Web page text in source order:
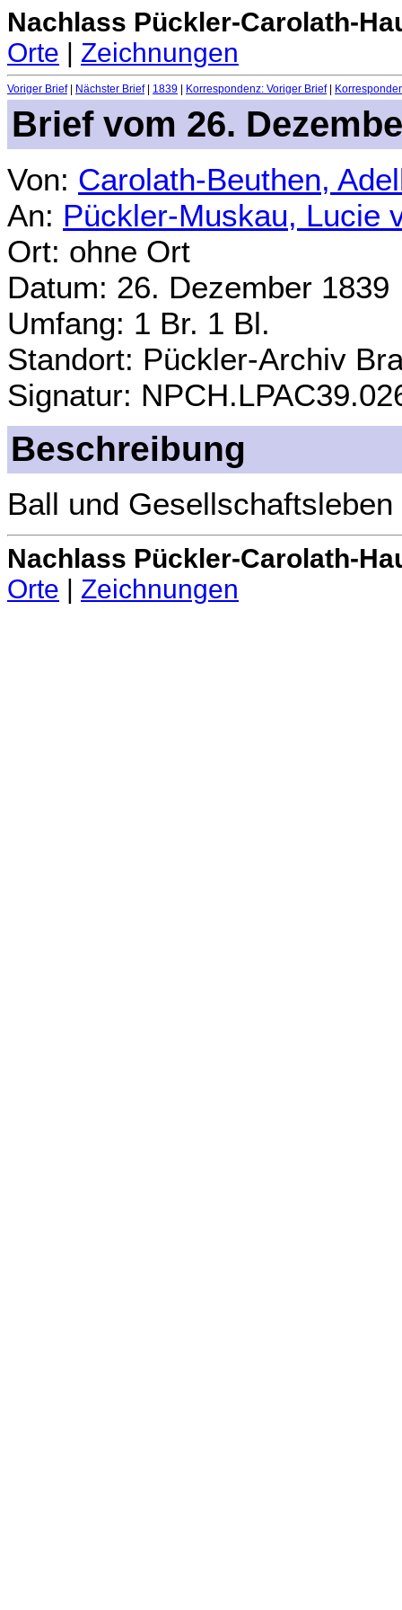
Nachlass Pückler-Carolath-
Orte | Zeichnungen
Voriger Brief| Nächster Brief| 1839 Korrespondenz: Voriger Brief|
Brief vom 26.
Von: Carolath-Beuthen,
An: Pückler-Muskau, Lucie
Ort: ohne Ort
Datum: 26. Dezember 1839
Umfang: 1 Br. 1 Bl.
Standort: Pückler-Archiv
Signatur:
Beschreibung
Ball und
Nachlass Pückler-Carolath-
Orte | Zeichnungen